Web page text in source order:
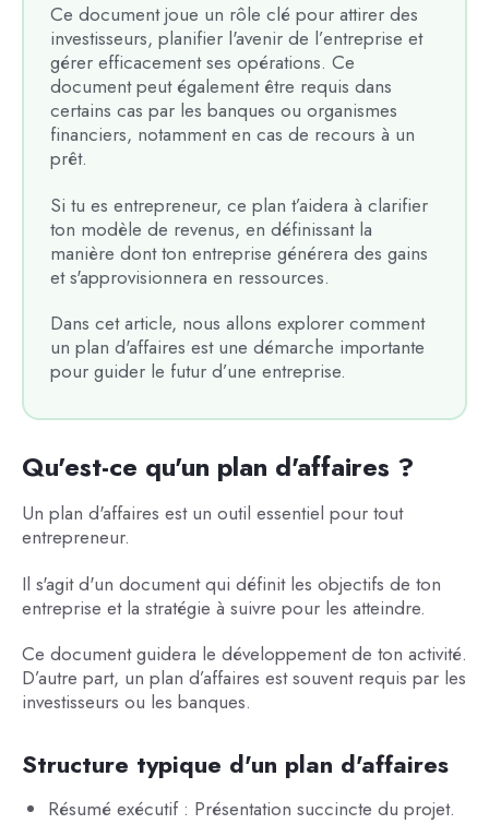
Ce document joue un rôle clé pour attirer des
investisseurs, planifier l'avenir de l’entreprise et
gérer efficacement ses opérations. Ce
document peut également être requis dans
certains cas par les banques ou organismes
financiers, notamment en cas de recours à un
prêt.
Si tu es entrepreneur, ce plan t’aidera à clarifier
ton modèle de revenus, en définissant la
manière dont ton entreprise générera des gains
et s'approvisionnera en ressources.
Dans cet article, nous allons explorer comment
un plan d'affaires est une démarche importante
pour guider le futur d’une entreprise.
Qu'est-ce qu'un plan d'affaires ?
Un plan d'affaires est un outil essentiel pour tout
entrepreneur.
Il s'agit d'un document qui définit les objectifs de ton
entreprise et la stratégie à suivre pour les atteindre.
Ce document guidera le développement de ton activité.
D’autre part, un plan d’affaires est souvent requis par les
investisseurs ou les banques.
Structure typique d'un plan d'affaires
Résumé exécutif : Présentation succincte du projet.